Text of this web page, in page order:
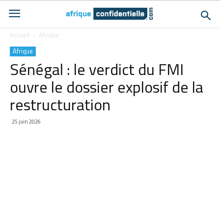
Accueil Afrique
Afrique
Sénégal : le verdict du FMI
ouvre le dossier explosif de la
restructuration
25 juin 2026